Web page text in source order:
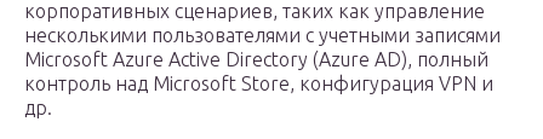
корпоративных сценариев, таких как управление
несколькими пользователями с учетными записями
Microsoft Azure Active Directory (Azure AD), полный
контроль над Microsoft Store, конфигурация VPN и
др.